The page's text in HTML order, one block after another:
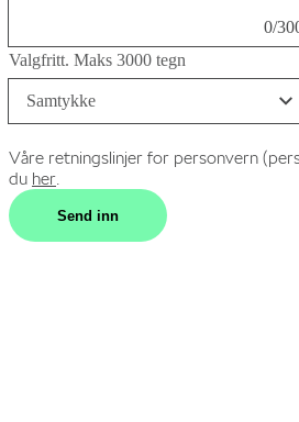
0/
Valgfritt. Maks 3000 tegn
Samtykke
Våre retningslinjer for personvern
du her.
Send inn